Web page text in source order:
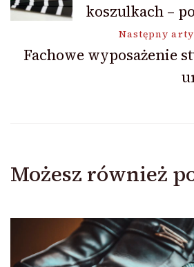
wpisukoszulkach –
Następny
Fachowe wyposażenie
Możesz również